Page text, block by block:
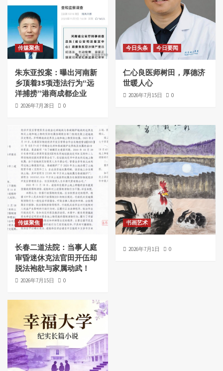
传媒聚焦
朱东亚投案：曝出河南新
乡顶着35项违法行为“远
洋捕捞”港商成都企业
2026年7月28日 0
今日头条 今日要闻
仁心良医师树田，厚德济
世暖人心
2026年7月15日 0
传媒聚焦
长春二道法院：当事人庭
审昏迷休克法官田开伍却
脱法袍欲与家属动武！
2026年7月15日 0
书画艺术
2026年7月1日 0